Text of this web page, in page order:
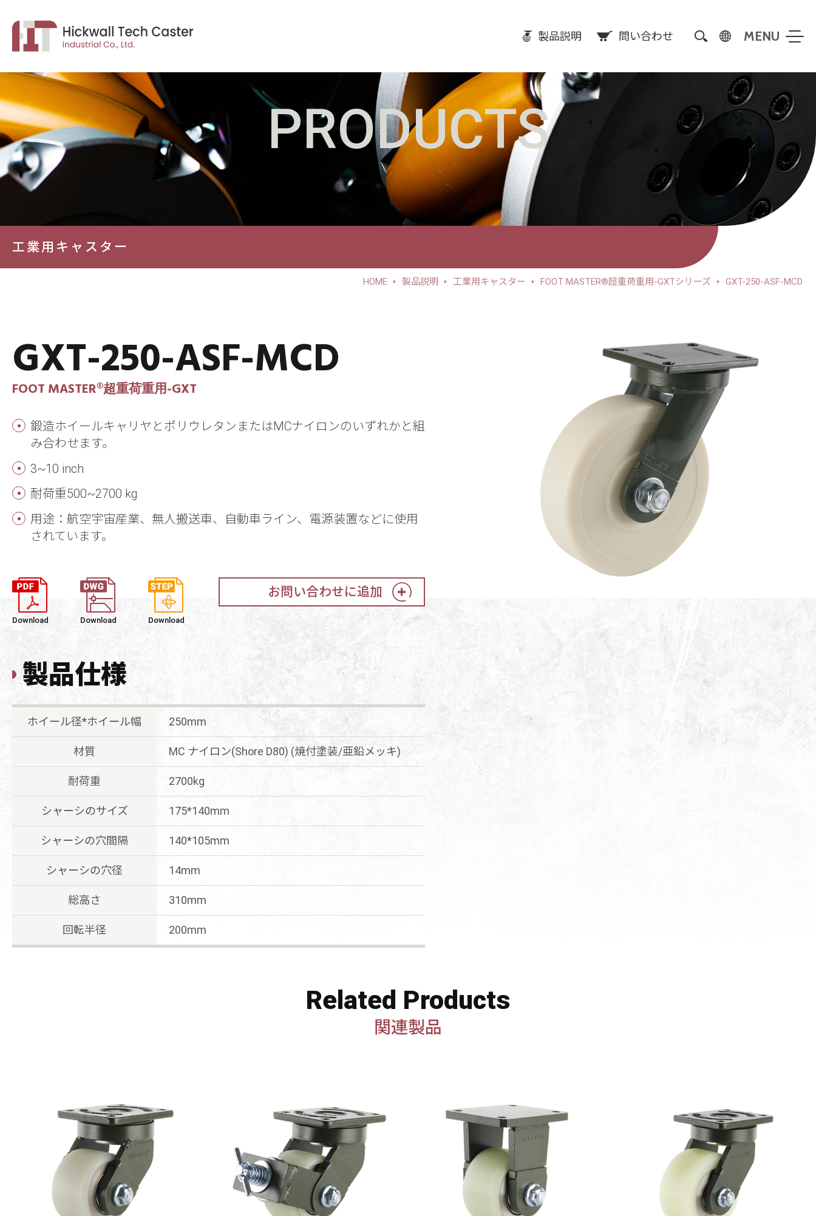
製品説明 問い合わせ
PRODUCTS
工業用キャスター
HOME 製品説明 工業用キャスター FOOT MASTER®超重荷重用-GXTシリーズ GXT-250-ASF-MCD
GXT-250-ASF-MCD
FOOT MASTER®超重荷重用-GXT
鍛造ホイールキャリヤとポリウレタンまたはMCナイロンのいずれかと組
み合わせます。
3~10 inch
耐荷重500~2700 kg
用途：航空宇宙産業、無人搬送車、自動車ライン、電源装置などに使用
されています。
Download Download Download
お問い合わせに追加
製品仕様
ホイール径*ホイール幅 250mm
材質 MC ナイロン(Shore D80) (焼付塗装/亜鉛メッキ)
耐荷重 2700kg
シャーシのサイズ 175*140mm
シャーシの穴間隔 140*105mm
シャーシの穴径 14mm
総高さ 310mm
回転半径 200mm
Related Products
関連製品